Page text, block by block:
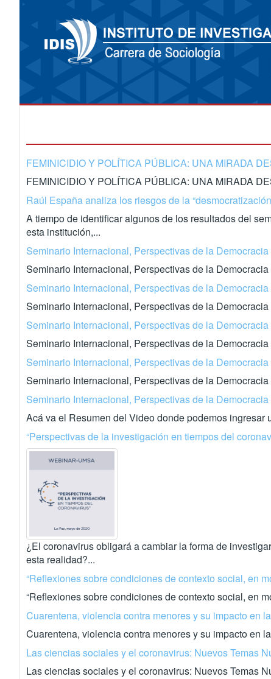
FEMINICIDIO Y POLÍTICA PÚBLICA: UNA MIRADA
FEMINICIDIO Y POLÍTICA PÚBLICA: UNA MIRADA
Raúl España analiza los riesgos de la
A tiempo de identificar algunos de los resultados del
esta institución,...
Seminario Internacional, Perspectivas de la
Seminario Internacional, Perspectivas de la
Seminario Internacional, Perspectivas de la
Seminario Internacional, Perspectivas de la
Seminario Internacional, Perspectivas de la
Seminario Internacional, Perspectivas de la
Seminario Internacional, Perspectivas de la
Seminario Internacional, Perspectivas de la
Seminario Internacional, Perspectivas de la
Acá va el Resumen del Video donde podemos ingresar
“Perspectivas de la investigación en tiempos del
¿El coronavirus obligará a cambiar la forma de
esta realidad?...
“Reflexiones sobre condiciones de contexto social, en
“Reflexiones sobre condiciones de contexto social, en
Cuarentena, violencia contra menores y su impacto en
Cuarentena, violencia contra menores y su impacto en
Las ciencias sociales y el coronavirus: Nuevos Temas
Las ciencias sociales y el coronavirus: Nuevos Temas